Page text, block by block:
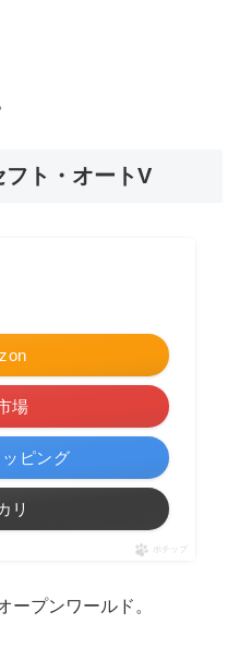
ト・オートV
場
ピング
リ
ポチップ
ープンワールド。